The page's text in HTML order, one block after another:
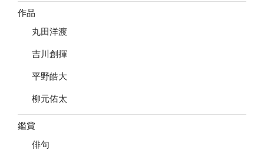
作品
丸田洋渡
吉川創揮
平野皓大
柳元佑太
鑑賞
俳句